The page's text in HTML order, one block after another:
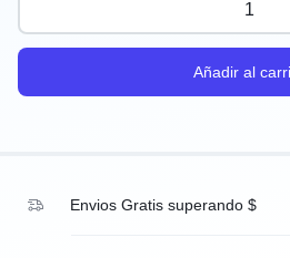
Añadir al
Envios Gratis superando $